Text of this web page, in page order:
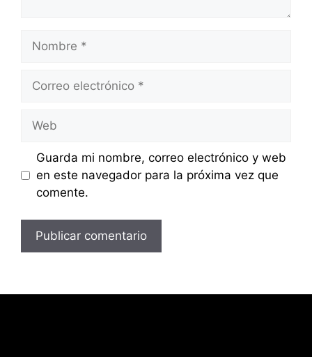
Nombre
Correo
Web
Guarda mi nombre, correo electrónico y web
en este navegador para la próxima vez que
comente.